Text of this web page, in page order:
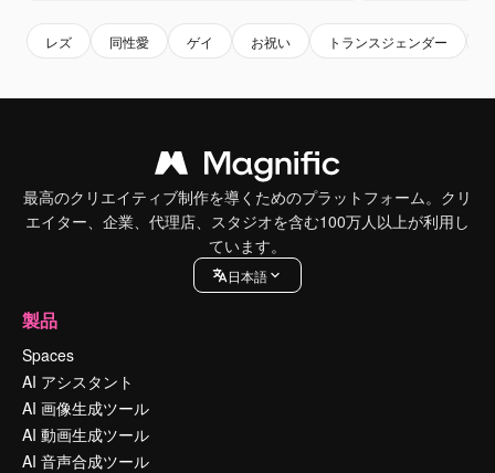
レズ 同性愛 ゲイ お祝い トランスジェンダー
最高のクリエイティブ制作を導くためのプラットフォーム。クリ
エイター、企業、代理店、スタジオを含む100万人以上が利用し
ています。
日本語
製品
Spaces
AI アシスタント
AI 画像生成ツール
AI 動画生成ツール
AI 音声合成ツール